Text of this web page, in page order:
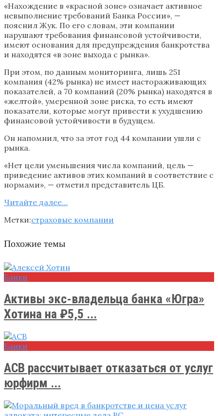
«Нахождение в «красной зоне» означает активное
невыполнение требований Банка России», —
пояснил Жук. По его словам, эти компании
нарушают требования финансовой устойчивости,
имеют основания для предупреждения банкротства
и находятся «в зоне выхода с рынка».
При этом, по данным мониторинга, лишь 251
компания (42% рынка) не имеет настораживающих
показателей, а 70 компаний (20% рынка) находятся в
«желтой», умеренной зоне риска, то есть имеют
показатели, которые могут привести к ухудшению
финансовой устойчивости в будущем.
Он напомнил, что за этот год 44 компании ушли с
рынка.
«Нет цели уменьшения числа компаний, цель —
приведение активов этих компаний в соответствие с
нормами», — отметил представитель ЦБ.
Читайте далее…
Метки:страховые компании
Похожие темы
Банки
Активы экс-владельца банка «Югра»
Хотина на ₽5,5 ...
Банки
АСВ рассчитывает отказаться от услуг
юрфирм ...